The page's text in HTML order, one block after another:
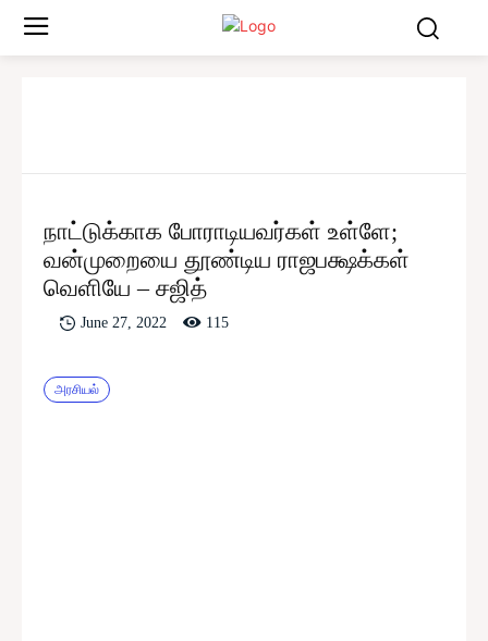
நாட்டுக்காக போராடியவர்கள் உள்ளே;
வன்முறையை தூண்டிய ராஜபக்ஷக்கள்
வெளியே – சஜித்
June 27, 2022 115
அரசியல்